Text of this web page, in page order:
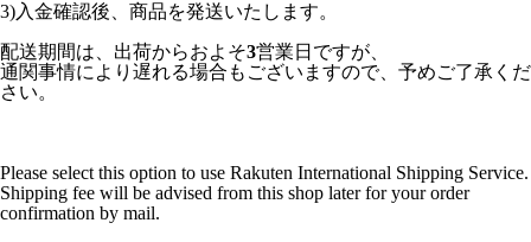
3)入金確認後、商品を発送いたします。
配送期間は、出荷からおよそ3営業日ですが、
通関事情により遅れる場合もございますので、予めご了承くだ
さい。
Please select this option to use Rakuten International Shipping Service.
Shipping fee will be advised from this shop later for your order
confirmation by mail.